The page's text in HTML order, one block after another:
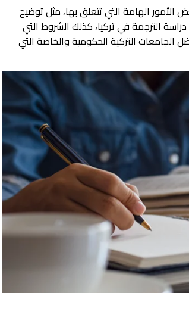
الهامة التي تتعلق بها، مثل توضيح
الترجمة في تركيا، كذلك الشروط التي
الجامعات التركية الحكومية والخاصة التي